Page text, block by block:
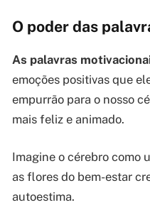
O poder das
As palavras
emoções positivas que
empurrão para o nosso
mais feliz e animado.
Imagine o cérebro como
as flores do bem-estar
autoestima.